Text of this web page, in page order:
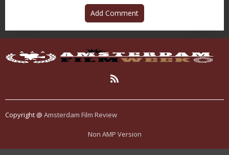
Add Comment
Copyright @ Amsterdam Film Review
Non AMP Version